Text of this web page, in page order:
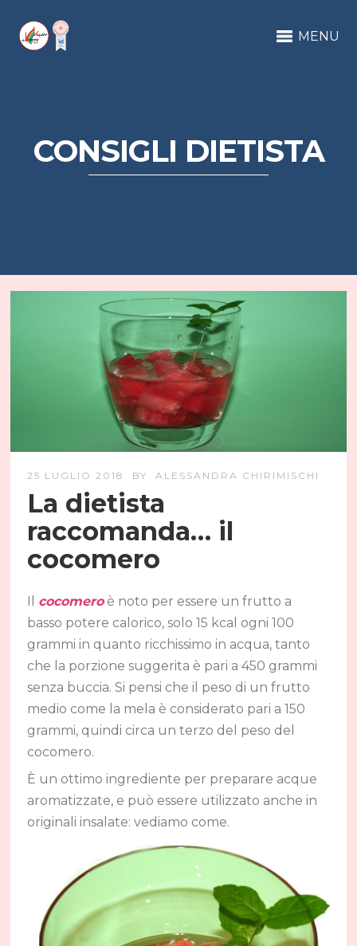
MENU
CONSIGLI DIETISTA
25 LUGLIO 2018 BY ALESSANDRA CHIRIMISCHI
La dietista
raccomanda… il
cocomero
cocomeroè noto per essere un frutto a
basso potere calorico, solo 15 kcal ogni 100
grammi in quanto ricchissimo in acqua, tanto
che la porzione suggerita è pari a 450 grammi
senza buccia. Si pensi che il peso di un frutto
medio come la mela è considerato pari a 150
grammi, quindi circa un terzo del peso del
cocomero.
È un ottimo ingrediente per preparare acque
aromatizzate, e può essere utilizzato anche in
originali insalate: vediamo come.